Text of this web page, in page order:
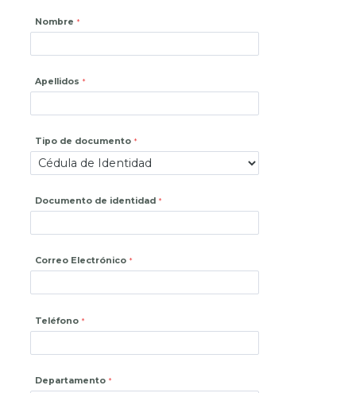
Nombre
Apellidos
Tipo de documento
Documento de identidad
Correo Electrónico
Teléfono
Departamento